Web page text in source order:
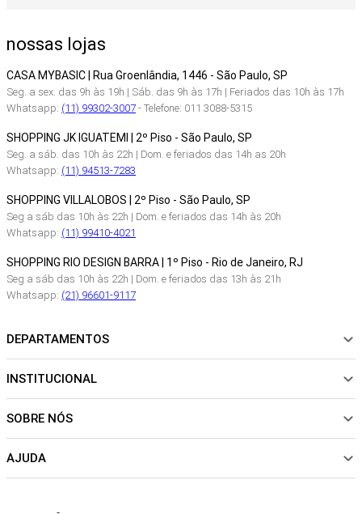
nossas lojas
CASA MYBASIC | Rua Groenlândia, 1446 - São Paulo, SP
Seg. a sex. das 9h às 19h | Sáb. das 9h às 17h | Feriados das 10h às 17h
Whatsapp: (11) 99302-3007- Telefone: 011 3088-5315
SHOPPING JK IGUATEMI | 2º Piso - São Paulo, SP
Seg. a sáb. das 10h às 22h | Dom. e feriados das 14h as 20h
Whatsapp: (11) 94513-7283
SHOPPING VILLALOBOS | 2º Piso - São Paulo, SP
Seg a sáb das 10h às 22h | Dom. e feriados das 14h às 20h
Whatsapp: (11) 99410-4021
SHOPPING RIO DESIGN BARRA | 1º Piso - Rio de Janeiro, RJ
Seg a sáb das 10h às 22h | Dom. e feriados das 13h às 21h
Whatsapp: (21) 96601-9117
DEPARTAMENTOS
NOVIDADES
CALÇADOS
INSTITUCIONAL
Sobre Nós
Sustentabilidade
Trocas e Devoluções
SOBRE NÓS
Política de pagamento
AJUDA